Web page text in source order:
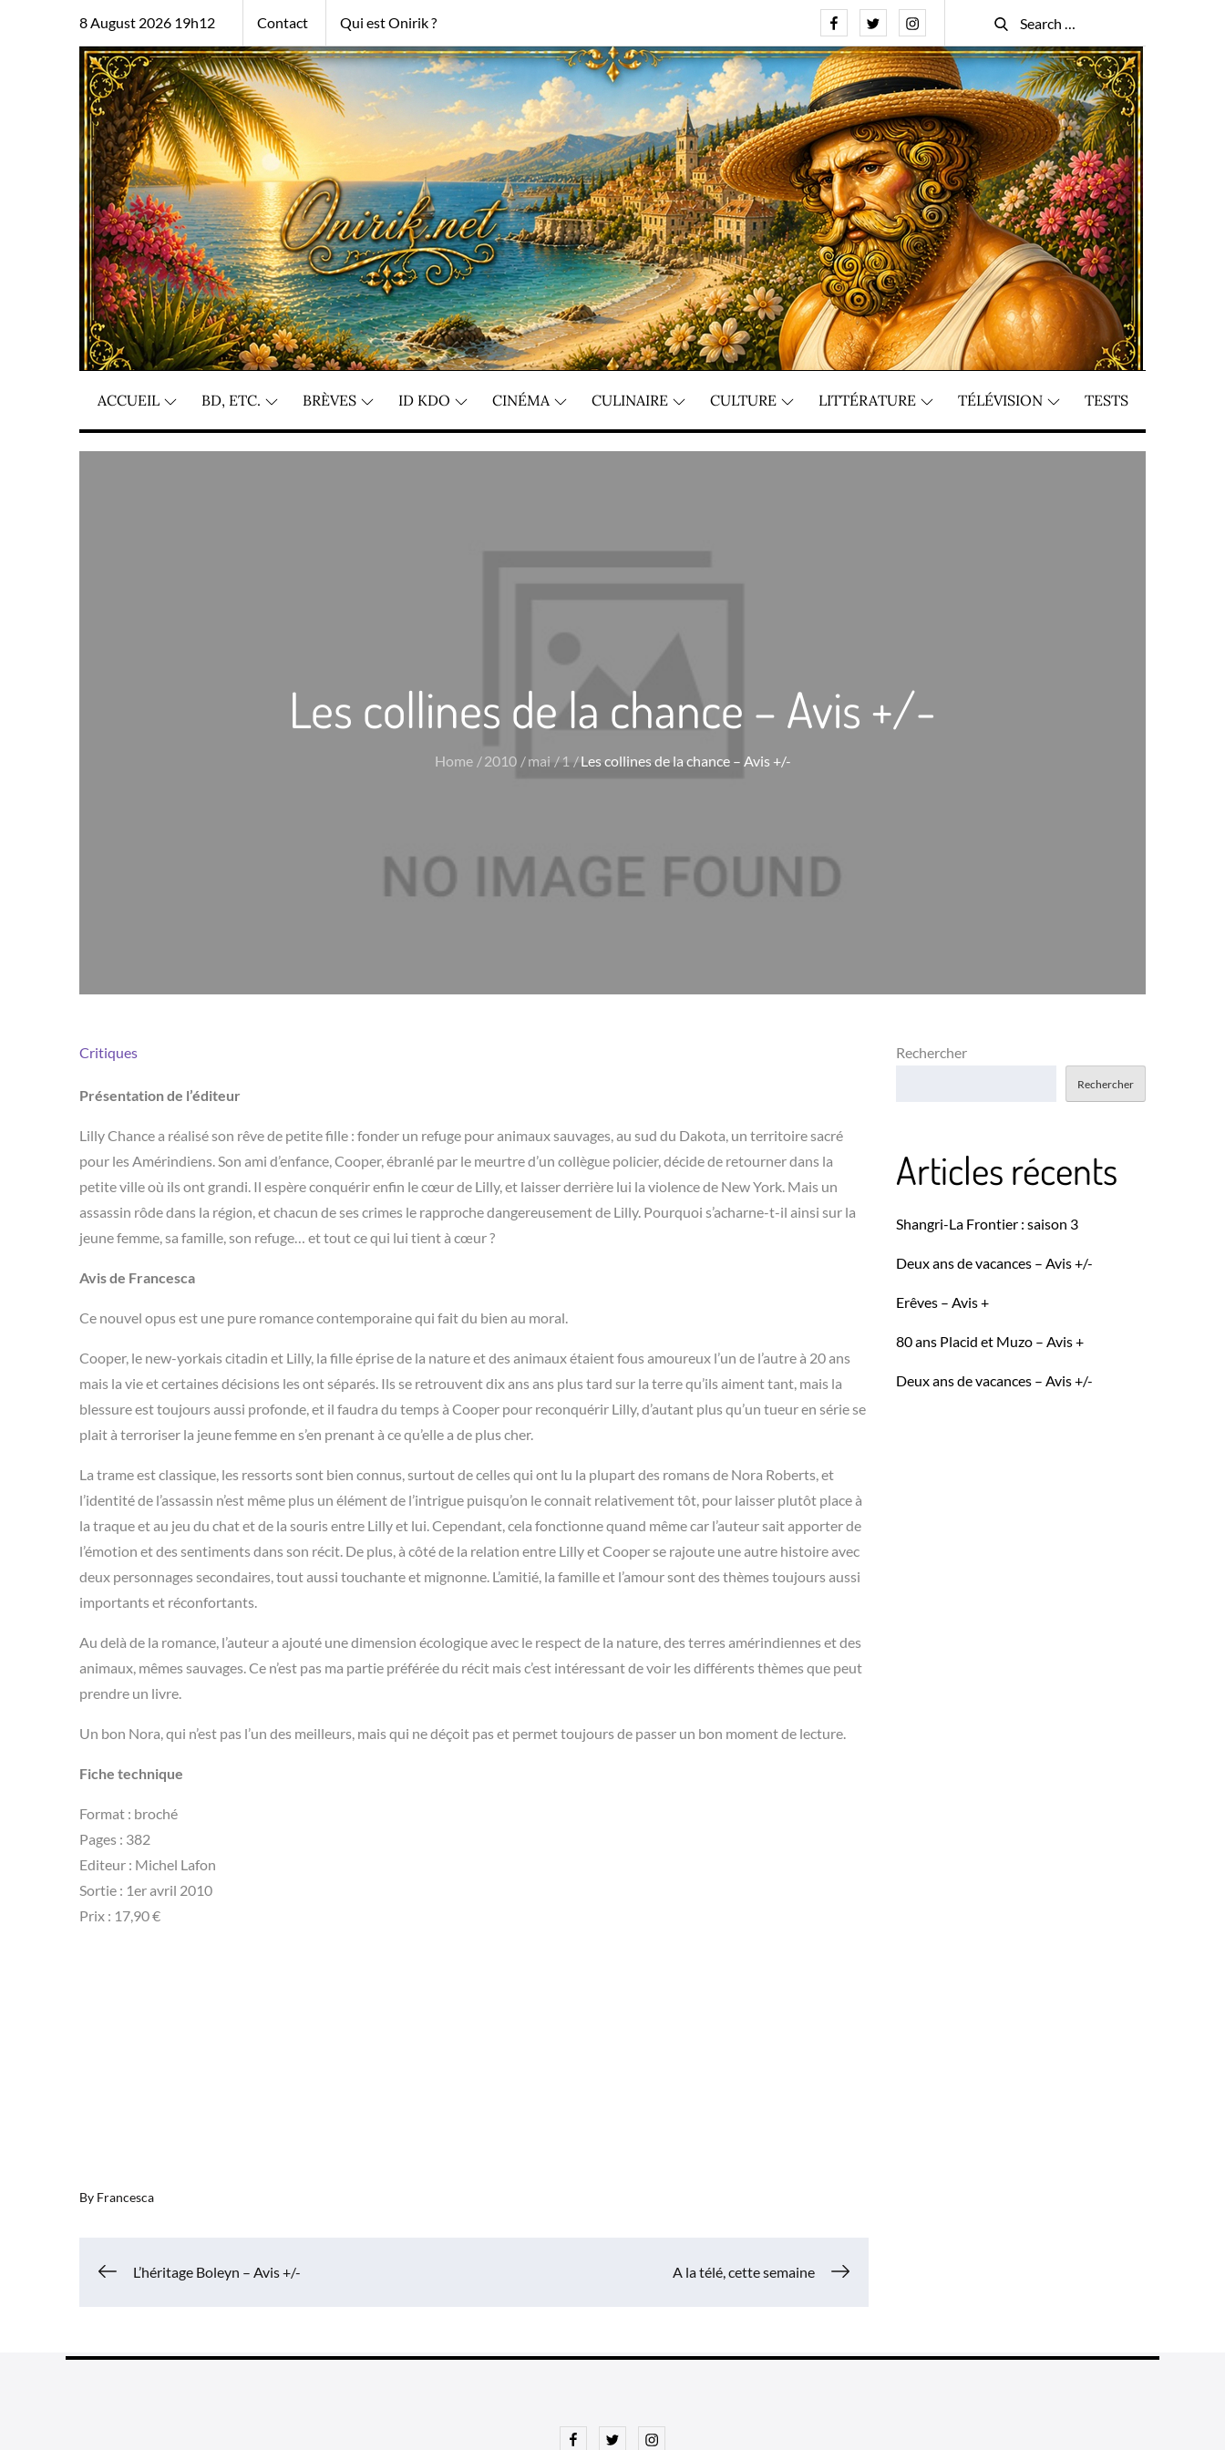
8 August 2026 19h12 Contact Qui est Onirik ? FacebookTwitterInstagram
Search
for:
Search
ACCUEIL BD, ETC. BRÈVES ID KDO CINÉMA CULINAIRE CULTURE LITTÉRATURE TÉLÉVISION TESTS
Les collines de la chance – Avis +/-
Home 2010 mai 1 Les collines de la chance – Avis +/-
Critiques
Présentation de l’éditeur
Lilly Chance a réalisé son rêve de petite fille : fonder un refuge pour animaux sauvages, au sud du Dakota, un territoire sacré
pour les Amérindiens. Son ami d’enfance, Cooper, ébranlé par le meurtre d’un collègue policier, décide de retourner dans la
petite ville où ils ont grandi. Il espère conquérir enfin le cœur de Lilly, et laisser derrière lui la violence de New York. Mais un
assassin rôde dans la région, et chacun de ses crimes le rapproche dangereusement de Lilly. Pourquoi s’acharne-t-il ainsi sur la
jeune femme, sa famille, son refuge… et tout ce qui lui tient à cœur ?
Avis de Francesca
Ce nouvel opus est une pure romance contemporaine qui fait du bien au moral.
Cooper, le new-yorkais citadin et Lilly, la fille éprise de la nature et des animaux étaient fous amoureux l’un de l’autre à 20 ans
mais la vie et certaines décisions les ont séparés. Ils se retrouvent dix ans ans plus tard sur la terre qu’ils aiment tant, mais la
blessure est toujours aussi profonde, et il faudra du temps à Cooper pour reconquérir Lilly, d’autant plus qu’un tueur en série se
plait à terroriser la jeune femme en s’en prenant à ce qu’elle a de plus cher.
La trame est classique, les ressorts sont bien connus, surtout de celles qui ont lu la plupart des romans de Nora Roberts, et
l’identité de l’assassin n’est même plus un élément de l’intrigue puisqu’on le connait relativement tôt, pour laisser plutôt place à
la traque et au jeu du chat et de la souris entre Lilly et lui. Cependant, cela fonctionne quand même car l’auteur sait apporter de
l’émotion et des sentiments dans son récit. De plus, à côté de la relation entre Lilly et Cooper se rajoute une autre histoire avec
deux personnages secondaires, tout aussi touchante et mignonne. L’amitié, la famille et l’amour sont des thèmes toujours aussi
importants et réconfortants.
Au delà de la romance, l’auteur a ajouté une dimension écologique avec le respect de la nature, des terres amérindiennes et des
animaux, mêmes sauvages. Ce n’est pas ma partie préférée du récit mais c’est intéressant de voir les différents thèmes que peut
prendre un livre.
Un bon Nora, qui n’est pas l’un des meilleurs, mais qui ne déçoit pas et permet toujours de passer un bon moment de lecture.
Fiche technique
Format : broché
Pages : 382
Editeur : Michel Lafon
Sortie : 1er avril 2010
Prix : 17,90 €
By Francesca
Navigation
L’héritage Boleyn – Avis +/- A la télé, cette semaine
Rechercher
Rechercher
Articles récents
Shangri-La Frontier : saison 3
Deux ans de vacances – Avis +/-
Erêves – Avis +
80 ans Placid et Muzo – Avis +
Deux ans de vacances – Avis +/-
FacebookTwitterInstagram